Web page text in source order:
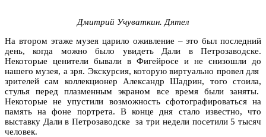
Дмитрий Учуваткин. Дятел
На втором этаже музея царило оживление – это был последний
день, когда можно было увидеть Дали в Петрозаводске.
Некоторые ценители бывали в Фигейросе и не снизошли до
нашего музея, а зря. Экскурсия, которую виртуально провел для
зрителей сам коллекционер Александр Шадрин, того стоила,
стулья перед плазменным экраном все время были заняты.
Некоторые не упустили возможность сфотографироваться на
память на фоне портрета. В конце дня стало известно, что
выставку Дали в Петрозаводске за три недели посетили 5 тысяч
человек.